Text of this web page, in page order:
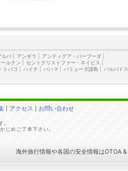
ルバ| アンギラ アンティグア・バーブーダ
ルテン セントクリストファー・ネイビス
トバゴ| ハイチ バハマ バミューダ諸島 バルバドス
アクセス お問い合わせ
。
じめご了承下さい。
海外旅行情報や各国の安全情報はOTOA &